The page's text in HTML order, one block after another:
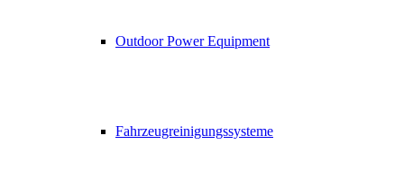
Outdoor Power Equipment
Fahrzeugreinigungssysteme